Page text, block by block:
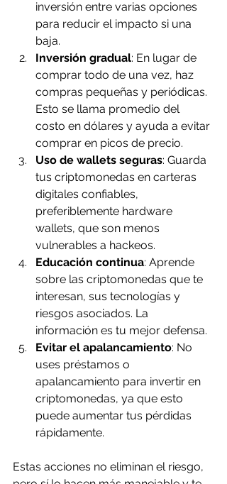
inversión entre varias opciones
para reducir el impacto si una
baja.
Inversión gradual: En lugar de
comprar todo de una vez, haz
compras pequeñas y periódicas.
Esto se llama promedio del
costo en dólares y ayuda a evitar
comprar en picos de precio.
Uso de wallets seguras: Guarda
tus criptomonedas en carteras
digitales confiables,
preferiblemente hardware
wallets, que son menos
vulnerables a hackeos.
Educación continua: Aprende
sobre las criptomonedas que te
interesan, sus tecnologías y
riesgos asociados. La
información es tu mejor defensa.
Evitar el apalancamiento: No
uses préstamos o
apalancamiento para invertir en
criptomonedas, ya que esto
puede aumentar tus pérdidas
rápidamente.
Estas acciones no eliminan el riesgo,